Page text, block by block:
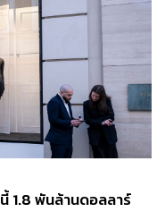
1.8 พันล้านดอลลาร์